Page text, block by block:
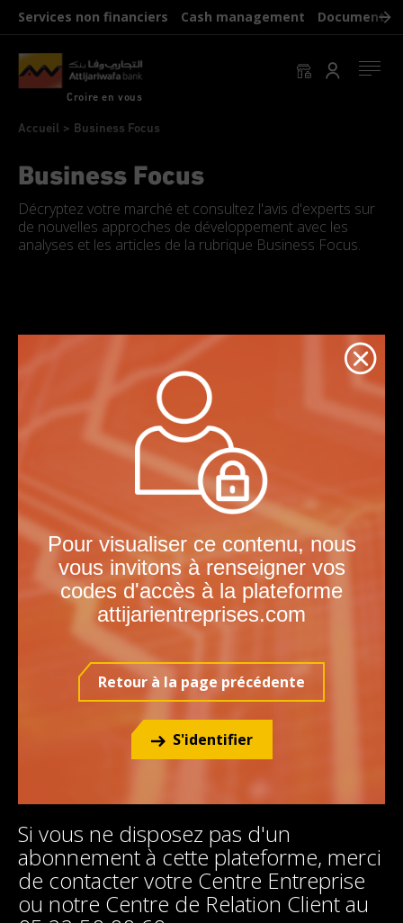
Aller
principal
Services non financiers Cash management Documents
Croire en vous
Se
Fil
Accueil Business Focus
Business Focus
Décryptez votre marché et consultez l'avis d'experts sur
de nouvelles approches de développement avec les
analyses et les articles de la rubrique Business Focus.
à
la
Pour visualiser ce contenu, nous
vous invitons à renseigner vos
codes d'accès à la plateforme
attijarientreprises.com
Retour à la page précédente
S'identifier
Si vous ne disposez pas d'un
abonnement à cette plateforme, merci
de contacter votre Centre Entreprise
ou notre Centre de Relation Client au